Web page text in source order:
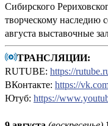
Сибирского
творческому наследию
августа выставочные
ТРАНСЛЯЦИИ:
RUTUBE: https://
ВКонтакте: https://
Ютуб: https://